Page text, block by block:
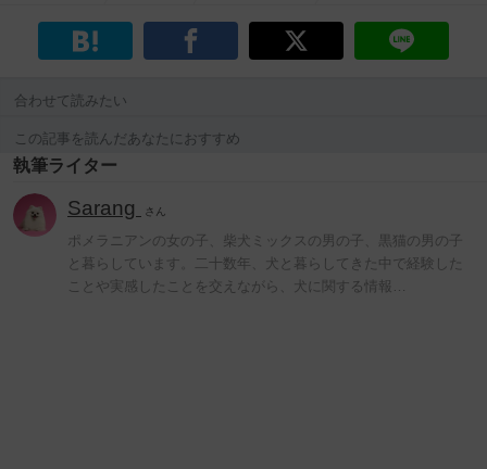
合わせて読みたい
この記事を読んだあなたにおすすめ
執筆ライター
Sarang さん
ポメラニアンの女の子、柴犬ミックスの男の子、黒猫の男の子
と暮らしています。二十数年、犬と暮らしてきた中で経験した
ことや実感したことを交えながら、犬に関する情報…